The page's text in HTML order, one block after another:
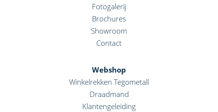
Fotogalerij
Brochures
Showroom
Contact
Webshop
Winkelrekken Tegometall
Draadmand
Klantengeleiding